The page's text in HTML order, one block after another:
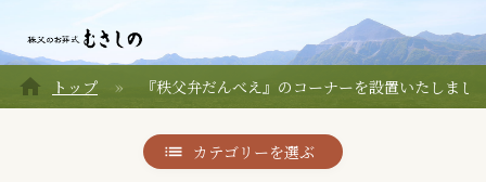
home トップ 『秩父弁だんべえ』のコーナーを設置いたしまし
カテゴリーを選ぶ